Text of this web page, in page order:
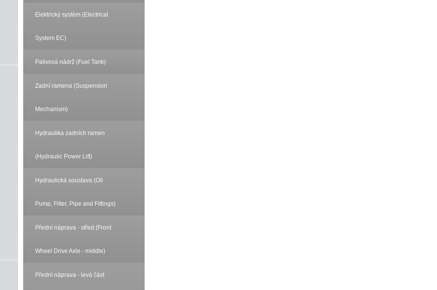
Elektrický systém (Electrical
System EC)
Palivová nádrž (Fuel Tank)
Zadní ramena (Suspension
Mechanism)
Hydraulika zadních ramen
(Hydraulic Power Lift)
Hydraulická soustava (Oil
Pump, Filter, Pipe and Fittings)
Přední náprava - střed (Front
Wheel Drive Axle - middle)
Přední náprava - levá část